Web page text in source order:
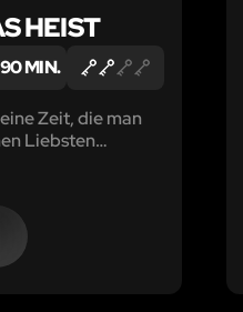
HEIST
90 MIN.
Zeit, die man
Liebsten